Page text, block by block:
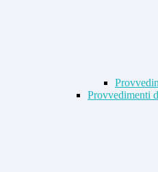
Provvedimenti